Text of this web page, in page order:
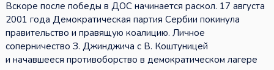
Вскоре после победы в ДОС начинается раскол. 17 августа
2001 года Демократическая партия Сербии покинула
правительство и правящую коалицию. Личное
соперничество З. Джинджича с В. Коштуницей
и начавшееся противоборство в демократическом лагере